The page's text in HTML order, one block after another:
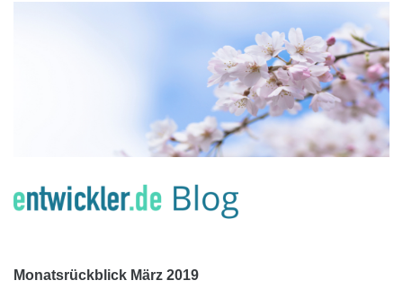
Monatsrückblick März 2019